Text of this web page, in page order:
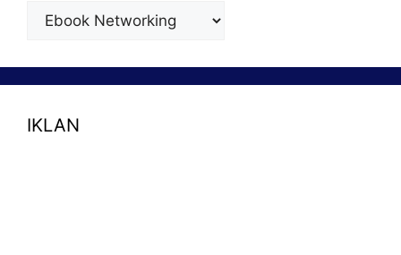
Kategori
IKLAN